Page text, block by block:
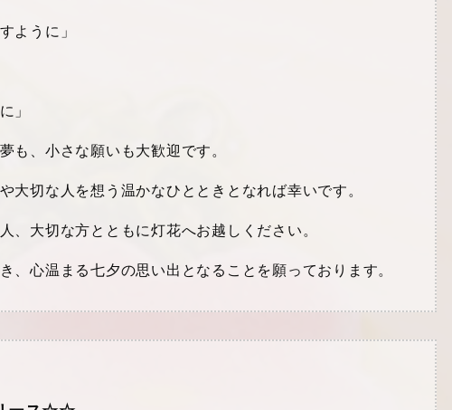
ように」
」
も、小さな願いも大歓迎です。
大切な人を想う温かなひとときとなれば幸いです。
、大切な方とともに灯花へお越しください。
、心温まる七夕の思い出となることを願っております。